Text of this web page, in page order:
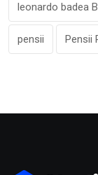
leonardo badea
pensii Pensii